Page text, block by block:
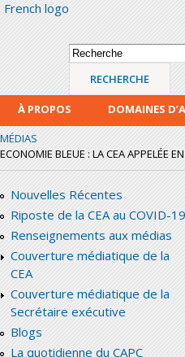
French logo
Formulaire de
recherche
Recherche
À PROPOS DOMAINES
MÉDIAS
ECONOMIE BLEUE : LA CEA APPELÉE
Nouvelles Récentes
Riposte de la CEA au COVID-19
Renseignements aux médias
Couverture médiatique de la
CEA
Couverture médiatique de la
Secrétaire exécutive
Blogs
La quotidienne du CAPC